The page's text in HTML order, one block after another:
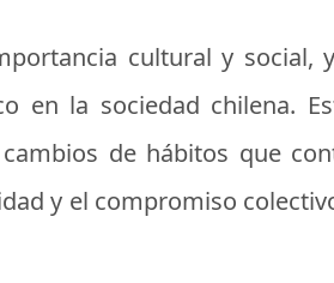
cultural y social,
en la sociedad chilena.
de hábitos que
y el compromiso